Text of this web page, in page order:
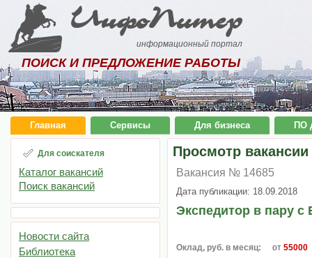
ИнфоПитер
информационный портал
ПОИСК И ПРЕДЛОЖЕНИЕ РАБОТЫ
Главная Сервисы Для бизнеса ПО
Для соискателя
Каталог вакансий
Поиск вакансий
Новости сайта
Библиотека
Просмотр вакансии
Вакансия № 14685
Дата публикации: 18.09.2018
Экспедитор в пару с
Оклад, руб. в месяц: от 55000